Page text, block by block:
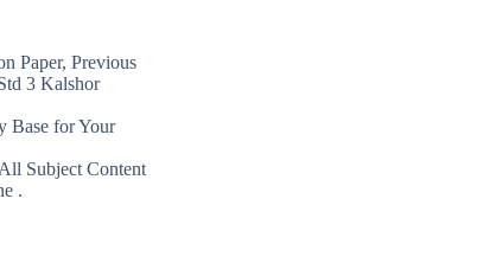
Paper, Previous
3 Kalshor
Base for Your
Subject Content
.